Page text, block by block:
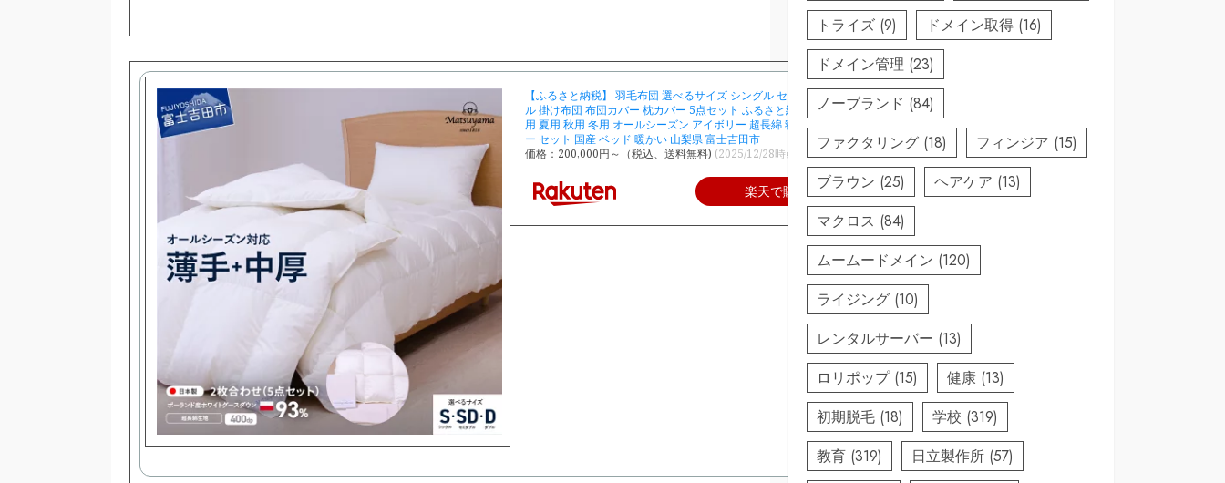
【ふるさと納税】 羽毛布団 選べるサイズ シングル セミダブル ダブ
ル 掛け布団 布団カバー 枕カバー 5点セット ふるさと納税 日本製 春
用 夏用 秋用 冬用 オールシーズン アイボリー 超長綿 寝具 布団 カバ
ー セット 国産 ベッド 暖かい 山梨県 富士吉田市
価格：200,000円～（税込、送料無料) (2025/12/28時点)
楽天で購入
トライズ (9) ドメイン取得 (16)
ドメイン管理 (23)
ノーブランド (84)
ファクタリング (18) フィンジア (15)
ブラウン (25) ヘアケア (13)
マクロス (84)
ムームードメイン (120)
ライジング (10)
レンタルサーバー (13)
ロリポップ(15) 健康 (13)
初期脱毛 (18) 学校 (319)
教育 (319) 日立製作所 (57)